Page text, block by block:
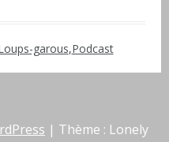
garous,Podcast
| Thème : Lonely